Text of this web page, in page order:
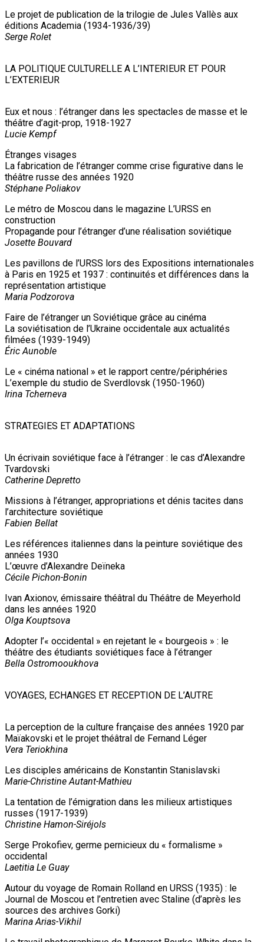
Le projet de publication de la trilogie de Jules Vallès aux
éditions Academia (1934-1936/39)
Serge Rolet
LA POLITIQUE CULTURELLE A L’INTERIEUR ET POUR
L’EXTERIEUR
Eux et nous : l’étranger dans les spectacles de masse et le
théâtre d’agit-prop, 1918-1927
Lucie Kempf
Étranges visages
La fabrication de l’étranger comme crise figurative dans le
théâtre russe des années 1920
Stéphane Poliakov
Le métro de Moscou dans le magazine L’URSS en
construction
Propagande pour l’étranger d’une réalisation soviétique
Josette Bouvard
Les pavillons de l’URSS lors des Expositions internationales
à Paris en 1925 et 1937 : continuités et différences dans la
représentation artistique
Maria Podzorova
Faire de l’étranger un Soviétique grâce au cinéma
La soviétisation de l’Ukraine occidentale aux actualités
filmées (1939-1949)
Éric Aunoble
Le « cinéma national » et le rapport centre/périphéries
L’exemple du studio de Sverdlovsk (1950-1960)
Irina Tcherneva
STRATEGIES ET ADAPTATIONS
Un écrivain soviétique face à l’étranger : le cas d’Alexandre
Tvardovski
Catherine Depretto
Missions à l’étranger, appropriations et dénis tacites dans
l’architecture soviétique
Fabien Bellat
Les références italiennes dans la peinture soviétique des
années 1930
L’œuvre d’Alexandre Deïneka
Cécile Pichon-Bonin
Ivan Axionov, émissaire théâtral du Théâtre de Meyerhold
dans les années 1920
Olga Kouptsova
Adopter l’« occidental » en rejetant le « bourgeois » : le
théâtre des étudiants soviétiques face à l’étranger
Bella Ostromooukhova
VOYAGES, ECHANGES ET RECEPTION DE L’AUTRE
La perception de la culture française des années 1920 par
Maïakovski et le projet théâtral de Fernand Léger
Vera Teriokhina
Les disciples américains de Konstantin Stanislavski
Marie-Christine Autant-Mathieu
La tentation de l’émigration dans les milieux artistiques
russes (1917-1939)
Christine Hamon-Siréjols
Serge Prokofiev, germe pernicieux du « formalisme »
occidental
Laetitia Le Guay
Autour du voyage de Romain Rolland en URSS (1935) : le
Journal de Moscou et l’entretien avec Staline (d’après les
sources des archives Gorki)
Marina Arias-Vikhil